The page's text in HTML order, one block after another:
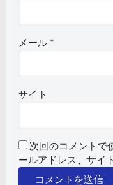
メール *
サイト
次回のコメントで
ールアドレス、サイ